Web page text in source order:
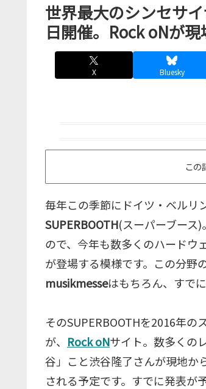
世界最大のシンセサ
日開催。Rock oNが
X Bluesky
この
毎年この季節にドイツ・ベルリ
SUPERBOOTH(スーパーブース
ので、今年も数多くのハードウ
が登場する模様です。この分野
musikmesseはもちろん、すで
そのSUPERBOOTHを2016年
が、 Rock oNサイト。数多くの
谷」こと渋谷隆了さんが現地か
される予定です。すでに発表が